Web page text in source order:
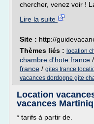
chercher, venez voir !
Lire la suite
Site : http://
Thèmes liés : location
chambre d'hote france /
france / gites france
vacances dordogne gite
Location
vacances
* tarifs à partir de.